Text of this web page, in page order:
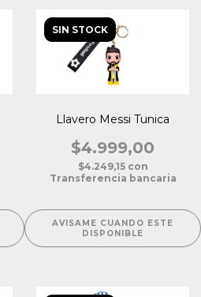
SIN STOCK
Llavero Messi Tunica
$4.999,00
$4.249,15 con
Transferencia bancaria
AVISAME CUANDO ESTE
DISPONIBLE